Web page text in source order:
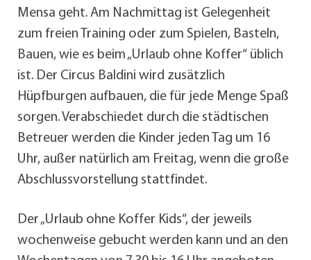
Mensa geht. Am Nachmittag ist Gelegenheit
zum freien Training oder zum Spielen, Basteln,
Bauen, wie es beim „Urlaub ohne Koffer“ üblich
ist. Der Circus Baldini wird zusätzlich
Hüpfburgen aufbauen, die für jede Menge Spaß
sorgen. Verabschiedet durch die städtischen
Betreuer werden die Kinder jeden Tag um 16
Uhr, außer natürlich am Freitag, wenn die große
Abschlussvorstellung stattfindet.
Der „Urlaub ohne Koffer Kids“, der jeweils
wochenweise gebucht werden kann und an den